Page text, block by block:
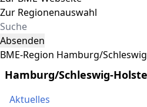
Zur Regionenauswahl
Absenden
BME-Region Hamburg/
Hamburg/Schleswig-
Aktuelles